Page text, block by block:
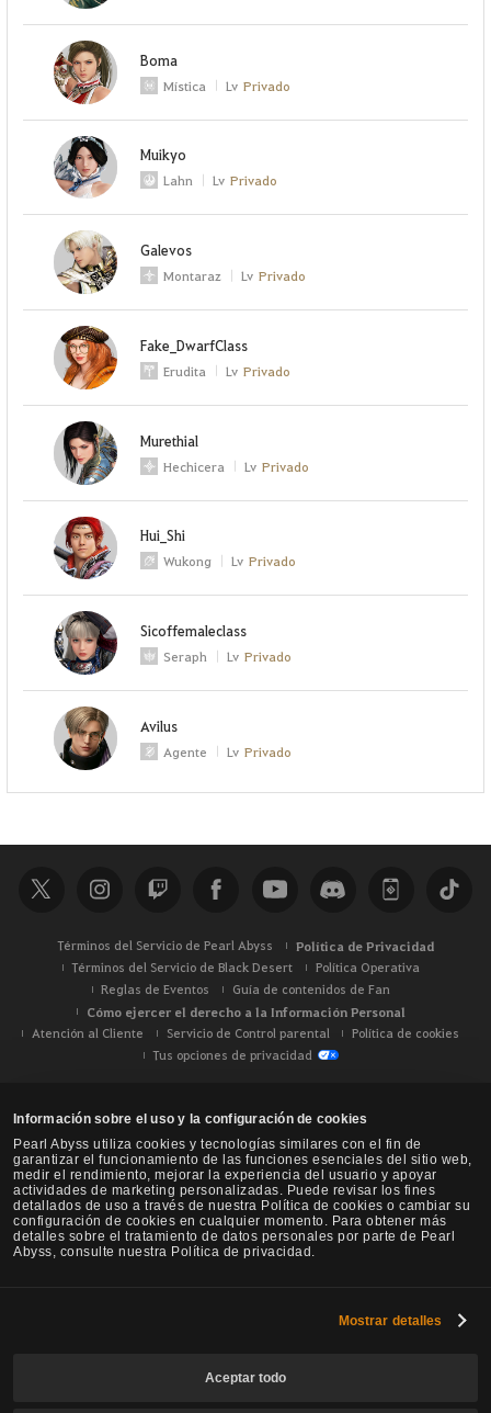
Información sobre el uso y la configuración de cookies
Pearl Abyss utiliza cookies y tecnologías similares con el fin de
garantizar el funcionamiento de las funciones esenciales del sitio web,
medir el rendimiento, mejorar la experiencia del usuario y apoyar
actividades de marketing personalizadas. Puede revisar los fines
detallados de uso a través de nuestra Política de cookies o cambiar su
configuración de cookies en cualquier momento. Para obtener más
detalles sobre el tratamiento de datos personales por parte de Pearl
Abyss, consulte nuestra Política de privacidad.
Mostrar detalles
Aceptar todo
Boma
Mística Lv Privado
Muikyo
Lahn Lv Privado
Galevos
Montaraz Lv Privado
Fake_DwarfClass
Erudita Lv Privado
Murethial
Hechicera Lv Privado
Hui_Shi
Wukong Lv Privado
Sicoffemaleclass
Seraph Lv Privado
Avilus
Agente Lv Privado
Términos del Servicio de Pearl Abyss Política de Privacidad
Términos del Servicio de Black Desert
Política Operativa
Reglas de Eventos
Guía de contenidos de Fan
Cómo ejercer el derecho a la Información Personal
Atención al Cliente Servicio de Control parental
Política de cookies
Tus opciones de privacidad
Black Desert -NA / EU / Oceanía